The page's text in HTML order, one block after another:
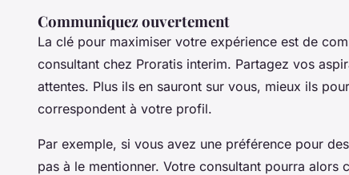
Communiquez ouvertement
La clé pour maximiser votre expérience est de
consultant chez Proratis interim. Partagez vos
attentes. Plus ils en sauront sur vous, mieux ils
correspondent à votre profil.
Par exemple, si vous avez une préférence pour
pas à le mentionner. Votre consultant pourra